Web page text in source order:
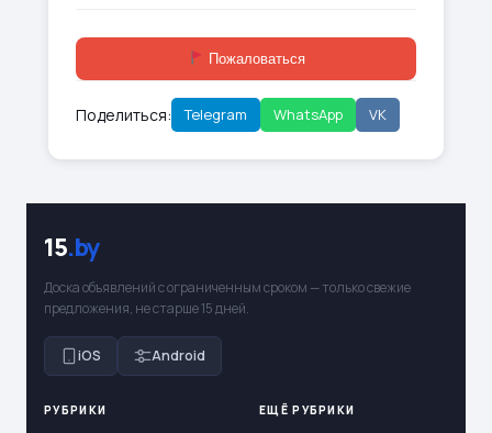
Пожаловаться
Поделиться: Telegram WhatsApp VK
15.by
Доска объявлений с ограниченным сроком — только свежие
предложения, не старше 15 дней.
iOS Android
РУБРИКИ ЕЩЁ РУБРИКИ